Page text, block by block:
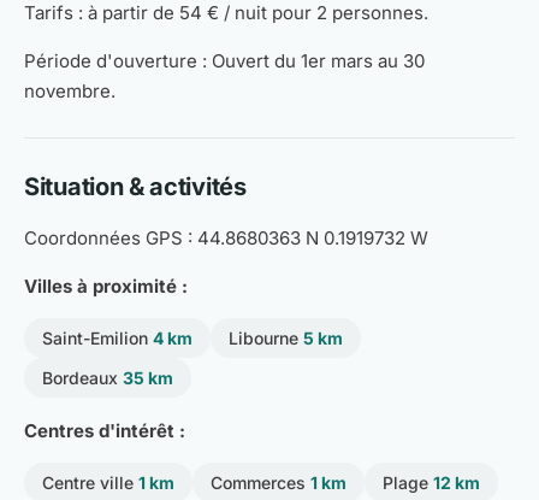
Tarifs : à partir de 54 € / nuit pour 2 personnes.
Période d'ouverture : Ouvert du 1er mars au 30
novembre.
Situation & activités
Coordonnées GPS : 44.8680363 N 0.1919732 W
Villes à proximité :
Saint-Emilion 4 km Libourne 5 km
Bordeaux 35 km
Centres d'intérêt :
Centre ville 1 km Commerces 1 km Plage 12 km